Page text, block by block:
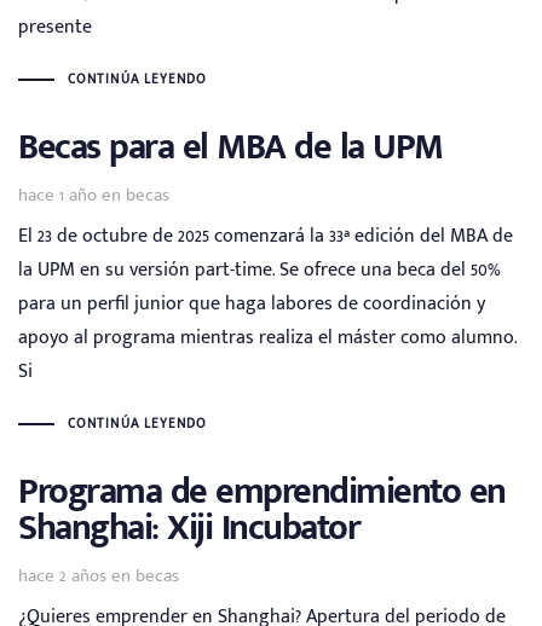
presente
CONTINÚA LEYENDO
Becas para el MBA de la UPM
hace 1 añoen
Tags becas
El 23 de octubre de 2025 comenzará la 33ª edición del MBA de
la UPM en su versión part-time. Se ofrece una beca del 50%
para un perfil junior que haga labores de coordinación y
apoyo al programa mientras realiza el máster como alumno.
Si
CONTINÚA LEYENDO
Programa de emprendimiento en
Shanghai: Xiji Incubator
hace 2 añosen
Tags becas
¿Quieres emprender en Shanghai? Apertura del periodo de